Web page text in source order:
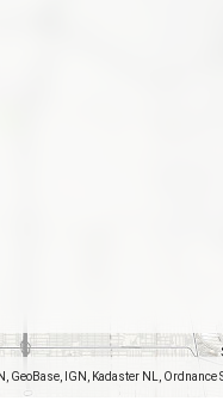
GeoBase, IGN, Kadaster NL,